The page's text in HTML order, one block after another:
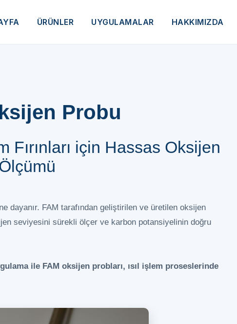
ÜRÜNLER UYGULAMALAR HAKKIMIZDA
Probu
Fırınları için Hassas Oksijen
dayanır. FAM tarafından geliştirilen ve üretilen oksijen
seviyesini sürekli ölçer ve karbon potansiyelinin doğru
ile FAM oksijen probları, ısıl işlem proseslerinde